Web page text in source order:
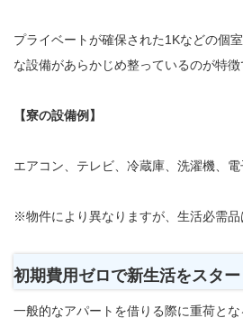
プライベートが確保された1Kなどの個
な設備があらかじめ整っているのが特徴
【寮の設備例】
エアコン、テレビ、冷蔵庫、洗濯機、
※物件により異なりますが、生活必需品
初期費用ゼロで新生活をスタ
一般的なアパートを借りる際に重荷と